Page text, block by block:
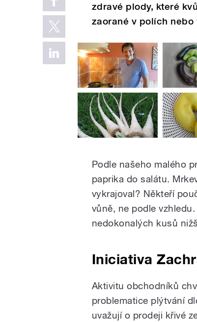
zdravé plody, které
zaorané v polích nebo
Podle našeho malého
paprika do salátu.
vykrajoval? Někteří
vůně, ne podle
nedokonalých kusů
Iniciativa
Aktivitu obchodníků
problematice plýtvání
uvažují o prodeji křivé